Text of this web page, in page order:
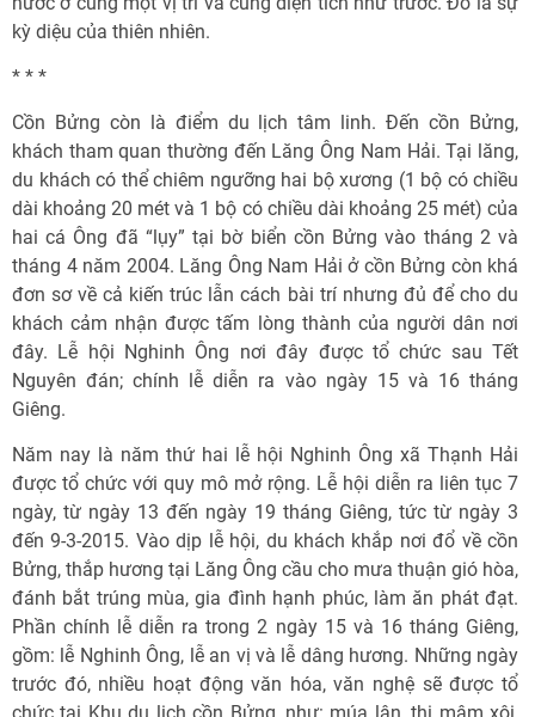
kỳ diệu của thiên nhiên.
* * *
Cồn Bửng còn là điểm du lịch tâm linh. Đến cồn Bửng,
khách tham quan thường đến Lăng Ông Nam Hải. Tại lăng,
du khách có thể chiêm ngưỡng hai bộ xương (1 bộ có chiều
dài khoảng 20 mét và 1 bộ có chiều dài khoảng 25 mét) của
hai cá Ông đã “lụy” tại bờ biển cồn Bửng vào tháng 2 và
tháng 4 năm 2004. Lăng Ông Nam Hải ở cồn Bửng còn khá
đơn sơ về cả kiến trúc lẫn cách bài trí nhưng đủ để cho du
khách cảm nhận được tấm lòng thành của người dân nơi
đây. Lễ hội Nghinh Ông nơi đây được tổ chức sau Tết
Nguyên đán; chính lễ diễn ra vào ngày 15 và 16 tháng
Giêng.
Năm nay là năm thứ hai lễ hội Nghinh Ông xã Thạnh Hải
được tổ chức với quy mô mở rộng. Lễ hội diễn ra liên tục 7
ngày, từ ngày 13 đến ngày 19 tháng Giêng, tức từ ngày 3
đến 9-3-2015. Vào dịp lễ hội, du khách khắp nơi đổ về cồn
Bửng, thắp hương tại Lăng Ông cầu cho mưa thuận gió hòa,
đánh bắt trúng mùa, gia đình hạnh phúc, làm ăn phát đạt.
Phần chính lễ diễn ra trong 2 ngày 15 và 16 tháng Giêng,
gồm: lễ Nghinh Ông, lễ an vị và lễ dâng hương. Những ngày
trước đó, nhiều hoạt động văn hóa, văn nghệ sẽ được tổ